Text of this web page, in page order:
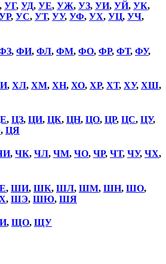
, УГ, УД, УЕ, УЖ, УЗ, УИ, УЙ, УК,
, УС, УТ, УУ, УФ, УХ, УЦ, УЧ,
, ФИ, ФЛ, ФМ, ФО, ФР, ФТ, ФУ,
, ХЛ, ХМ, ХН, ХО, ХР, ХТ, ХУ, ХШ,
, ЦЗ, ЦИ, ЦК, ЦН, ЦО, ЦР, ЦС, ЦУ,
, ЦЯ
, ЧК, ЧЛ, ЧМ, ЧО, ЧР, ЧТ, ЧУ, ЧХ,
, ШИ, ШК, ШЛ, ШМ, ШН, ШО,
, ШЭ, ШЮ, ШЯ
, ЩО, ЩУ